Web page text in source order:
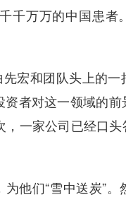
千万万的中国患者
宏和团队头上的
者对这一领域的
一家公司已经口
他们“雪中送炭”